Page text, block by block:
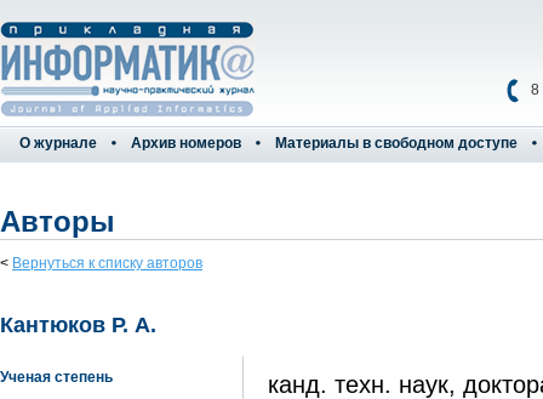
8
О журнале Архив номеров Материалы в свободном доступе
Авторы
< Вернуться к списку авторов
Кантюков Р. А.
Ученая степень
канд. техн. наук,